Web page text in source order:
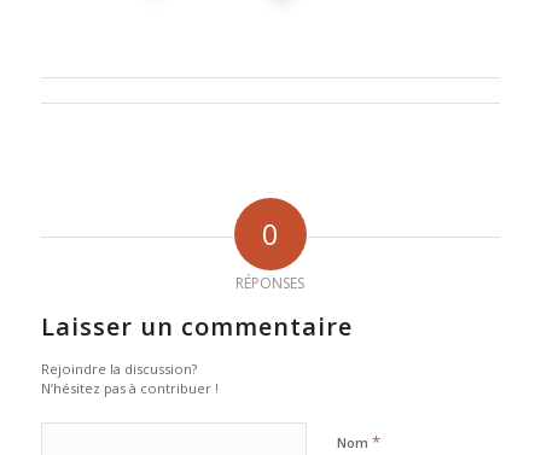
0
RÉPONSES
Laisser un commentaire
Rejoindre la discussion?
N’hésitez pas à contribuer !
Nom *